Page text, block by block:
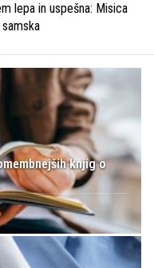
lepa in uspešna: Misica
knjig o